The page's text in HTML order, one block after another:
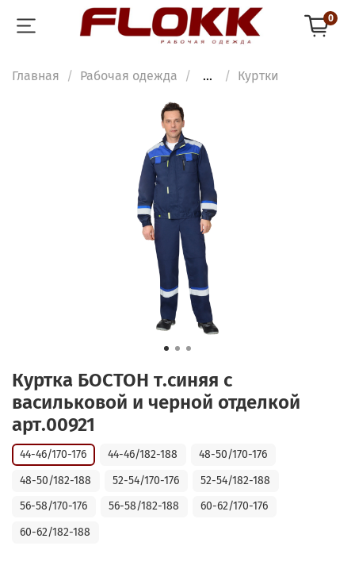
0
Главная Рабочая одежда ... Куртки
Куртка БОСТОН т.синяя с
васильковой и черной отделкой
арт.00921
44-46/170-176 44-46/182-188
48-50/170-176
48-50/182-188
52-54/170-176
52-54/182-188
56-58/170-176
56-58/182-188
60-62/170-176
60-62/182-188